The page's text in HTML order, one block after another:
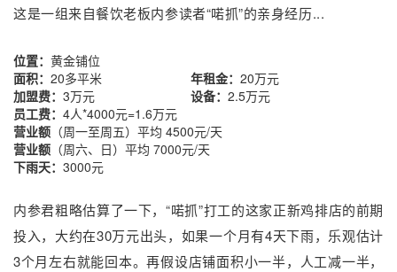
这是一组来自餐饮老板内参读者“喏抓”的亲身经历...
位置： 黄金铺位
面积： 20多平米 年租金： 20万元
加盟费： 3万元 设备： 2.5万元
员工费： 4人*4000元=1.6万元
营业额 （周一至周五）平均 4500元/天
营业额 （周六、日）平均 7000元/天
下雨天： 3000元
内参君粗略估算了一下，“喏抓”打工的这家正新鸡排店的前期
投入，大约在30万元出头，如果一个月有4天下雨，乐观估计
3个月左右就能回本。再假设店铺面积小一半，人工减一半，